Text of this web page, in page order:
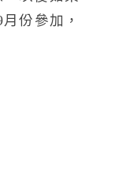
份參加，